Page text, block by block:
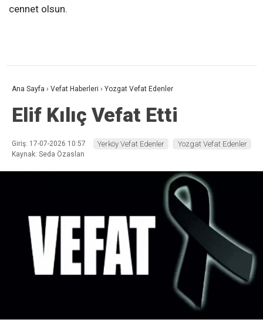
cennet olsun.
Ana Sayfa › Vefat Haberleri › Yozgat Vefat Edenler
Elif Kılıç Vefat Etti
Giriş: 17-07-2026 10:57
Kaynak: Seda Özaslan
Yerköy Vefat Edenler Yozgat Vefat Edenler